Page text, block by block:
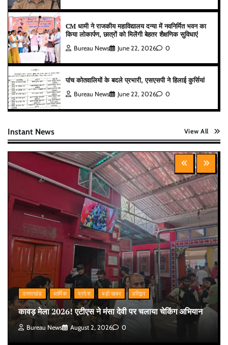
CM धामी ने राजकीय महाविद्यालय दन्या में नवनिर्मित भवन का
किया लोकार्पण, छात्रों को मिलेंगी बेहतर शैक्षणिक सुविधाएं
Bureau News June 22, 2026 0
पांच कोतवालियों के बदले प्रभारी, एसएसपी ने हिलाई कुर्सियां
Bureau News June 22, 2026 0
Instant News View All
उत्तराखंड धार्मिक प्रदेश बड़ी खबर हरिद्वार
कावड़ मेला 2026! एटीएस ने मंसा देवी पर चलाया चेकिंग अभियान
Bureau News August 2, 2026 0